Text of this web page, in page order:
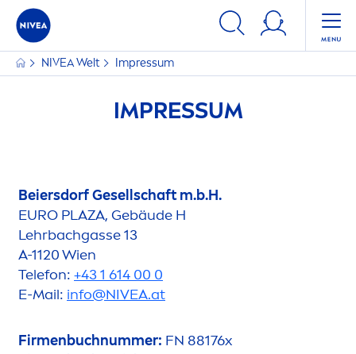
NIVEAWelt Impressum
IMPRESSUM
Beiersdorf Gesellschaft m.b.H.
EURO PLAZA, Gebäude H
Lehrbachgasse 13
A-1120 Wien
Telefon: +43 1 614 00 0
E-Mail: info@NIVEA.at
Firmenbuchnummer: FN 88176x